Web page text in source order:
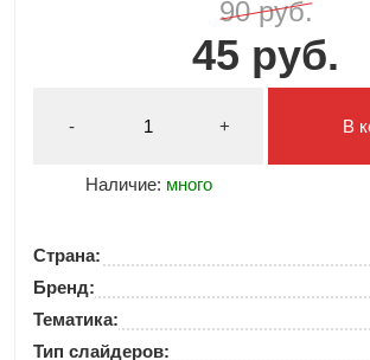
90 руб.
45 руб.
- +
Наличие: много
В
Страна:
Бренд:
Тематика:
Тип слайдеров: